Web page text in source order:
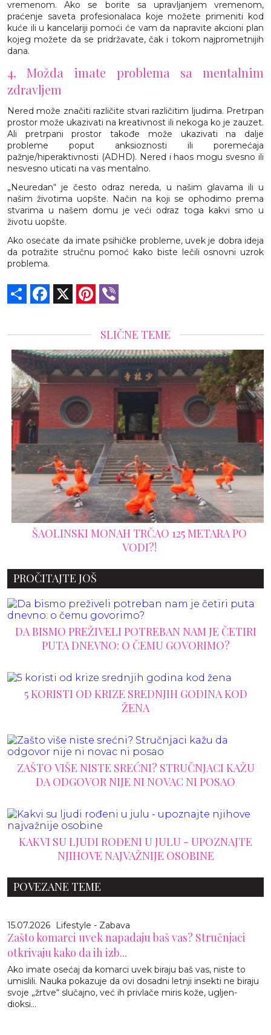
vremenom. Ako se borite sa upravljanjem vremenom,
praćenje saveta profesionalaca koje možete primeniti kod
kuće ili u kancelariji pomoći će vam da napravite akcioni plan
kojeg možete da se pridržavate, čak i tokom najprometnijih
dana.
4. Možda imate problema sa mentalnim
zdravljem
Nered može značiti različite stvari različitim ljudima. Pretrpan
prostor može ukazivati na kreativnost ili nekoga ko je zauzet.
Ali pretrpani prostor takođe može ukazivati na dalje
probleme poput anksioznosti ili poremećaja
pažnje/hiperaktivnosti (ADHD). Nered i haos mogu svesno ili
nesvesno uticati na vas mentalno.
„Neuredan“ je često odraz nereda, u našim glavama ili u
našim životima uopšte. Način na koji se ophodimo prema
stvarima u našem domu je veći odraz toga kakvi smo u
životu uopšte.
Ako osećate da imate psihičke probleme, uvek je dobra ideja
da potražite stručnu pomoć kako biste lečili osnovni uzrok
problema.
Share Facebook Pinterest
SLIČNE TEME
ŠAOLINSKI MONAH TRČAO 125 METARA PO
VODI?!
PROČITAJTE JOŠ
DA BISMO PREŽIVELI POTREBAN NAM JE ČETIRI
PUTA DNEVNO: O ČEMU GOVORIMO?
5 KORISTI OD KRIZE SREDNJIH GODINA KOD
ŽENA
ZAŠTO VIŠE NISTE SREĆNI? STRUČNJACI KAŽU
DA ODGOVOR NIJE NI NOVAC NI POSAO
KAKVI SU LJUDI ROĐENI U JULU - UPOZNAJTE
NJIHOVE NAJVAŽNIJE OSOBINE
POVEZANE TEME
15.07.2026 Lifestyle - Zabava
Zašto komarci uvek napadaju baš vas? Stručnjaci
otkrivaju kako da ih izb...
Ako imate osećaj da komarci uvek biraju baš vas, niste to
umislili. Nauka pokazuje da ovi dosadni letnji insekti ne biraju
svoje „žrtve“ slučajno, već ih privlače miris kože, ugljen-
dioksi...